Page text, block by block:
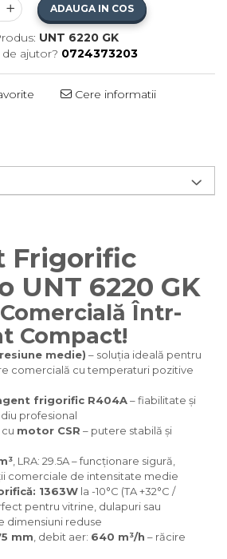
ADAUGA IN COS
UNT 6220 GK
ajutor? 0724373203
Cere informatii
Frigorific
UNT 6220 GK
Într-
Compact!
medie) – soluția ideală pentru
comercială cu temperaturi pozitive
frigorific R404A– fiabilitate și
profesional
, cu motor CSR – putere stabilă și
, LRA: 29.5A – funcționare sigură,
comerciale de intensitate medie
1363W la -10°C (TA +32°C /
pentru vitrine, dulapuri sau
dimensiuni reduse
mm , debit aer: 640 m³/h – răcire